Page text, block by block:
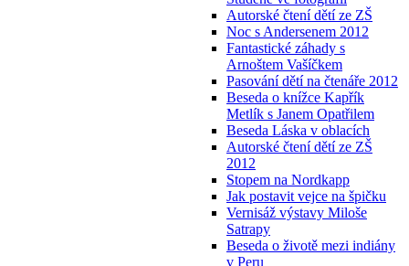
Autorské čtení dětí ze ZŠ
Noc s Andersenem 2012
Fantastické záhady s
Arnoštem Vašíčkem
Pasování dětí na čtenáře 2012
Beseda o knížce Kapřík
Metlík s Janem Opatřilem
Beseda Láska v oblacích
Autorské čtení dětí ze ZŠ
2012
Stopem na Nordkapp
Jak postavit vejce na špičku
Vernisáž výstavy Miloše
Satrapy
Beseda o životě mezi indiány
v Peru